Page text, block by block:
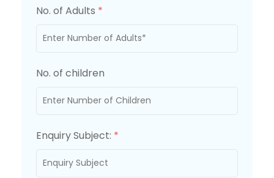
No. of Adults *
No. of children
Enquiry Subject: *